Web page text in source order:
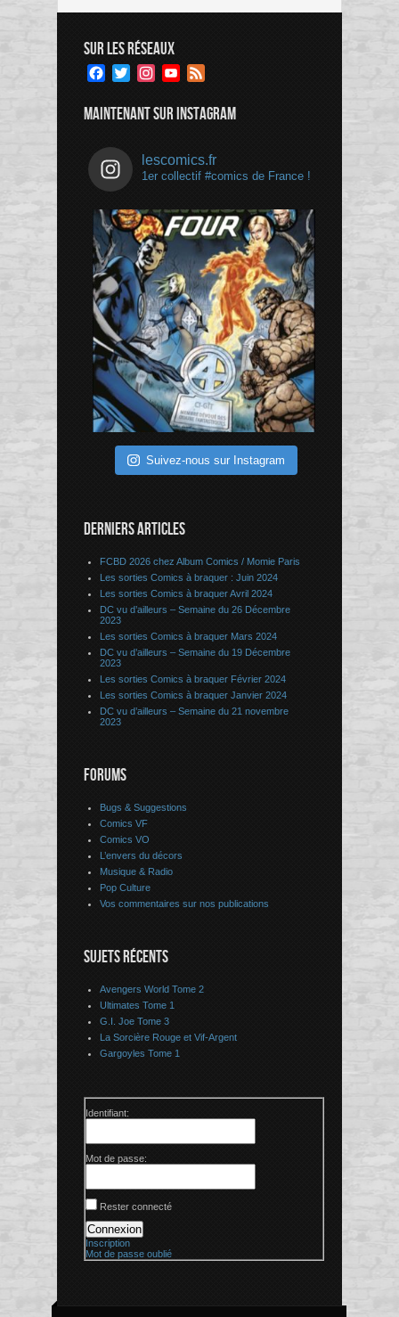
SUR LES RÉSEAUX
Facebook
TwitterInstagramYouTube
MAINTENANT SUR INSTAGRAM
lescomics.fr
1er collectif #comics de France !
Suivez-nous sur Instagram
DERNIERS ARTICLES
FCBD 2026 chez Album Comics / Momie Paris
Les sorties Comics à braquer : Juin 2024
Les sorties Comics à braquer Avril 2024
DC vu d’ailleurs – Semaine du 26 Décembre
2023
Les sorties Comics à braquer Mars 2024
DC vu d’ailleurs – Semaine du 19 Décembre
2023
Les sorties Comics à braquer Février 2024
Les sorties Comics à braquer Janvier 2024
DC vu d’ailleurs – Semaine du 21 novembre
2023
FORUMS
Bugs & Suggestions
Comics VF
Comics VO
L’envers du décors
Musique & Radio
Pop Culture
Vos commentaires sur nos publications
SUJETS RÉCENTS
Avengers World Tome 2
Ultimates Tome 1
G.I. Joe Tome 3
La Sorcière Rouge et Vif-Argent
Gargoyles Tome 1
Identifiant:
Mot de passe:
Rester connecté
Connexion
Inscription
Mot de passe oublié